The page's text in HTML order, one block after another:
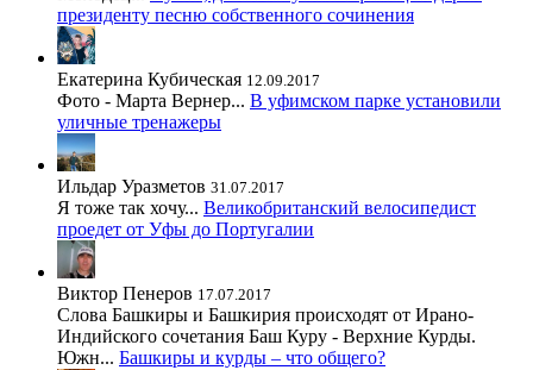
президенту песню собственного сочинения
Екатерина Кубическая 12.09.2017
Фото - Марта Вернер... В уфимском парке установили
уличные тренажеры
Ильдар Уразметов 31.07.2017
Я тоже так хочу... Великобританский велосипедист
проедет от Уфы до Португалии
Виктор Пенеров 17.07.2017
Слова Башкиры и Башкирия происходят от Ирано-
Индийского сочетания Баш Куру - Верхние Курды.
Южн... Башкиры и курды – что общего?